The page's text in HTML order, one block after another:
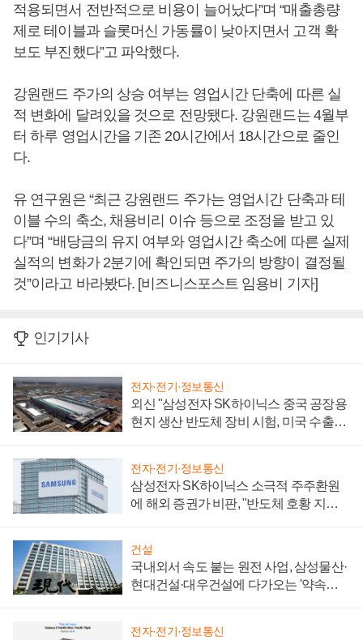
적용되면서 전반적으로 비용이 늘어났다”며 “매출총량
제로 테이블과 슬롯머신 가동률이 낮아지면서 고객 확
보도 부진했다”고 파악했다.
강원랜드 주가의 상승 여부는 영업시간 단축에 따른 실
적 변화에 달려있을 것으로 전망됐다. 강원랜드는 4월부
터 하루 영업시간을 기존 20시간에서 18시간으로 줄인
다.
유 연구원은 “최근 강원랜드 주가는 영업시간 단축과 테
이블 수의 축소, 채용비리 이슈 등으로 조정을 받고 있
다”며 “배당금의 유지 여부와 영업시간 축소에 따른 실제
실적의 변화가 2분기에 확인되면 주가의 방향이 결정될
것”이라고 바라봤다. [비즈니스포스트 임용비 기자]
인기기사
전자·전기·정보통신
외신 "삼성전자 SK하이닉스 중국 공장용
현지 생산 반도체 장비 시험, 미국 수출통
전자·전기·정보통신
삼성전자 SK하이닉스 소극적 주주환원
에 해외 증권가 비판, "반도체 호황 지속
건설
국내외서 속도 붙는 원전 사업, 삼성물산·
현대건설·대우건설에 다가오는 '약속의
전자·전기·정보통신